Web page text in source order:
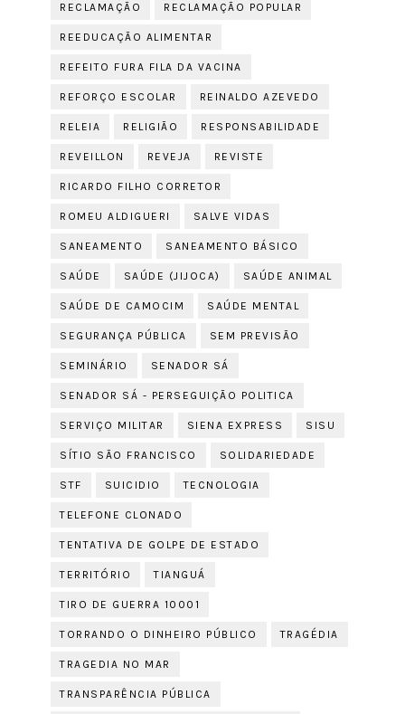
RECLAMAÇÃO RECLAMAÇÃO POPULAR
REEDUCAÇÃO ALIMENTAR
REFEITO FURA FILA DA VACINA
REFORÇO ESCOLAR REINALDO AZEVEDO
RELEIA RELIGIÃO RESPONSABILIDADE
REVEILLON REVEJA REVISTE
RICARDO FILHO CORRETOR
ROMEU ALDIGUERI SALVE VIDAS
SANEAMENTO SANEAMENTO BÁSICO
SAÚDE SAÚDE (JIJOCA) SAÚDE ANIMAL
SAÚDE DE CAMOCIM SAÚDE MENTAL
SEGURANÇA PÚBLICA SEM PREVISÃO
SEMINÁRIO SENADOR SÁ
SENADOR SÁ - PERSEGUIÇÃO POLITICA
SERVIÇO MILITAR SIENA EXPRESS SISU
SÍTIO SÃO FRANCISCO SOLIDARIEDADE
STF SUICIDIO TECNOLOGIA
TELEFONE CLONADO
TENTATIVA DE GOLPE DE ESTADO
TERRITÓRIO TIANGUÁ
TIRO DE GUERRA 10001
TORRANDO O DINHEIRO PÚBLICO TRAGÉDIA
TRAGEDIA NO MAR
TRANSPARÊNCIA PÚBLICA